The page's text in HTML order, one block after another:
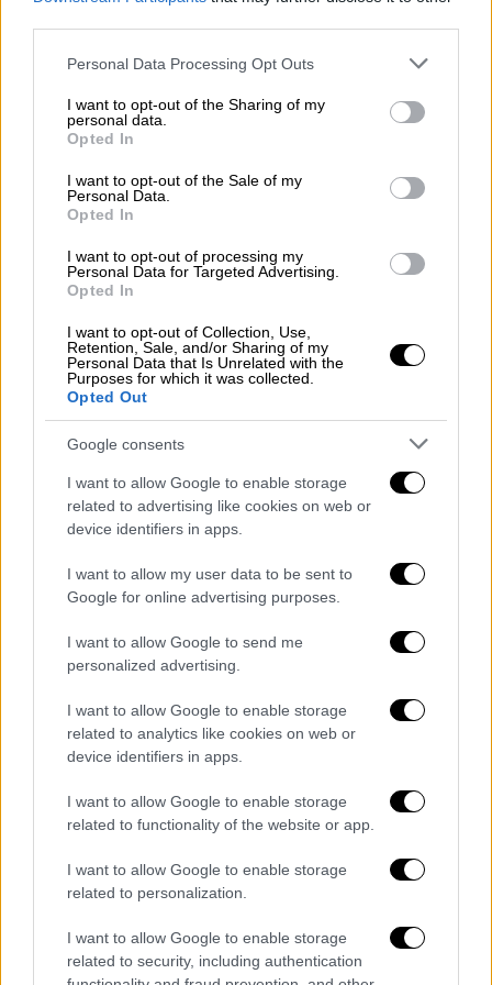
Please note that this website/app uses one or more Google
not limited to your visit or usage behaviour. You may click to
grant or deny consent to Google and its third-party tags to
use your data for below specified purposes in below Google
consent section.
Personal Data Processing Opt Outs
I want to opt-out of the Sharing of my
personal data.
Opted In
I want to opt-out of the Sale of my
Personal Data.
Opted In
I want to opt-out of processing my
Personal Data for Targeted Advertising.
Opted In
I want to opt-out of Collection, Use,
Retention, Sale, and/or Sharing of my
Personal Data that Is Unrelated with the
Purposes for which it was collected.
Opted Out
Google consents
I want to allow Google to enable storage
related to advertising like cookies on web or
device identifiers in apps.
I want to allow my user data to be sent to
Google for online advertising purposes.
I want to allow Google to send me
personalized advertising.
I want to allow Google to enable storage
related to analytics like cookies on web or
device identifiers in apps.
I want to allow Google to enable storage
related to functionality of the website or app.
I want to allow Google to enable storage
related to personalization.
I want to allow Google to enable storage
related to security, including authentication
Σταμάτης Κραουνάκης
Πρέσπες
Γκόραν Μπρέγκοβιτς
Μίκης Θεοδωράκης
POPULAR VIDEOS
Κεντρικό δελτίο ειδήσεων 06/08/2026
Κεντρικό...| 05.08.2026 19:49
Κεντρικό δελτίο ειδήσεων 05/08/2026
Ώρα Ελλάδος...|06.08.2026 10:06